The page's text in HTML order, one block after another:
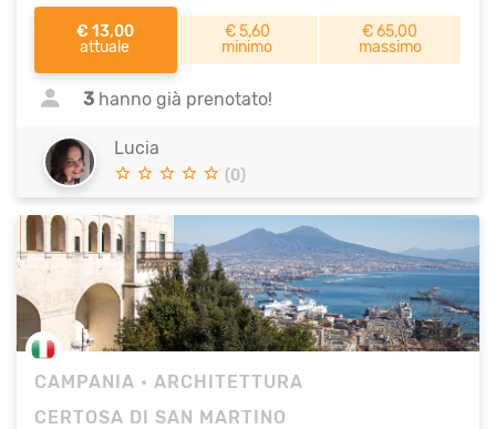
€ 13,00
attuale
€ 5,60
minimo
€ 65,00
massimo
3 hanno già prenotato!
Lucia
(0)
CAMPANIA • ARCHITETTURA
CERTOSA DI SAN MARTINO